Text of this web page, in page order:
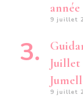
année
9 juillet
Juillet
9 juillet